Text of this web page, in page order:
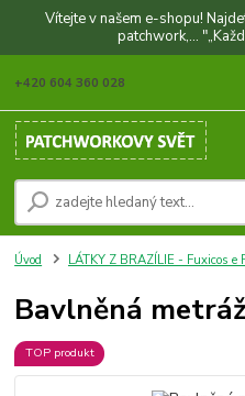
Vítejte v našem e-shopu!
patchwork,...
+420 604 360 028
Úvod LÁTKY Z BRAZÍLIE - Fuxicos e
Bavlněná
TOP produkt